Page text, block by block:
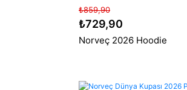
₺859,90
₺729,90
Norveç 2026 Hoodie